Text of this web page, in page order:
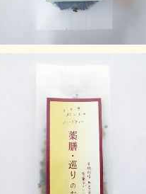
薬膳ブレンド健康茶 巡りのお茶
¥1,100